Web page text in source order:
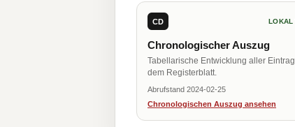
CD LOKAL
Chronologischer Auszug
Tabellarische Entwicklung aller
dem Registerblatt.
Abrufstand 2024-02-25
Chronologischen Auszug ansehen